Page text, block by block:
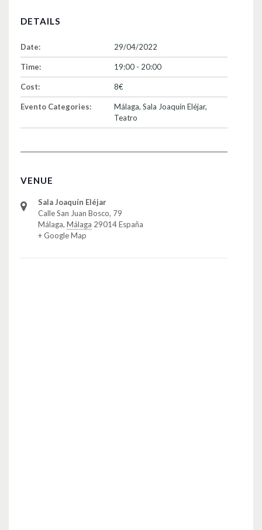
DETAILS
Date: 29/04/2022
Time: 19:00 - 20:00
Cost: 8€
Evento Categories: Málaga, Sala Joaquín Eléjar,
Teatro
VENUE
Sala Joaquín Eléjar
Calle San Juan Bosco, 79
Málaga, Málaga 29014España
+ Google Map